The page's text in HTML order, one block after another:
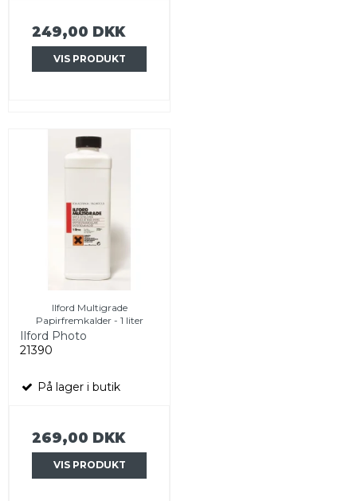
249,00 DKK
VIS PRODUKT
Ilford Multigrade
Papirfremkalder - 1 liter
Ilford Photo
21390
På lager i butik
269,00 DKK
VIS PRODUKT